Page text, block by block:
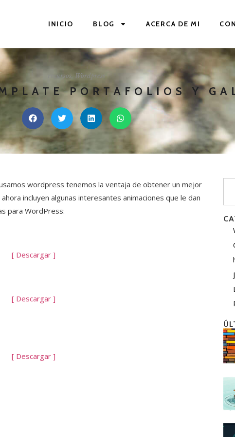
INICIO BLOG ACERCA DE MI
recursos, Wordpress
PORTAFOLIOS Y
wordpress tenemos la ventaja de obtener un mejor
incluyen algunas interesantes animaciones que le dan
para WordPress:
[ Descargar ]
[ Descargar ]
[ Descargar ]